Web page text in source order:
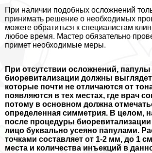
При наличии подобных осложнений
принимать решение о необходимых
можете обратиться к специалистам
любое время. Мастер обязательно
примет необходимые меры.
При отсутствии осложнений,
биоревитализации должны
которые почти не отличаются от
появляются в тех местах, где врач
потому в основном должна
определенная симметрия. В целом,
после процедуры
лицо буквально усеяно папулами.
точками составляет от 1-2 мм, до 1
места и количества инъекций в